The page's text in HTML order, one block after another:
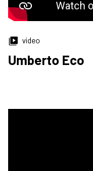
video
Umberto Eco